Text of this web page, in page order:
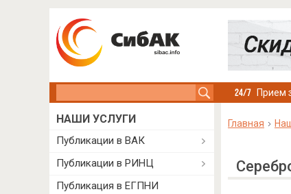
Прием
Главная
НАШИ УСЛУГИ
Публикации в ВАК
Публикации в РИНЦ
Публикация в ЕГПНИ